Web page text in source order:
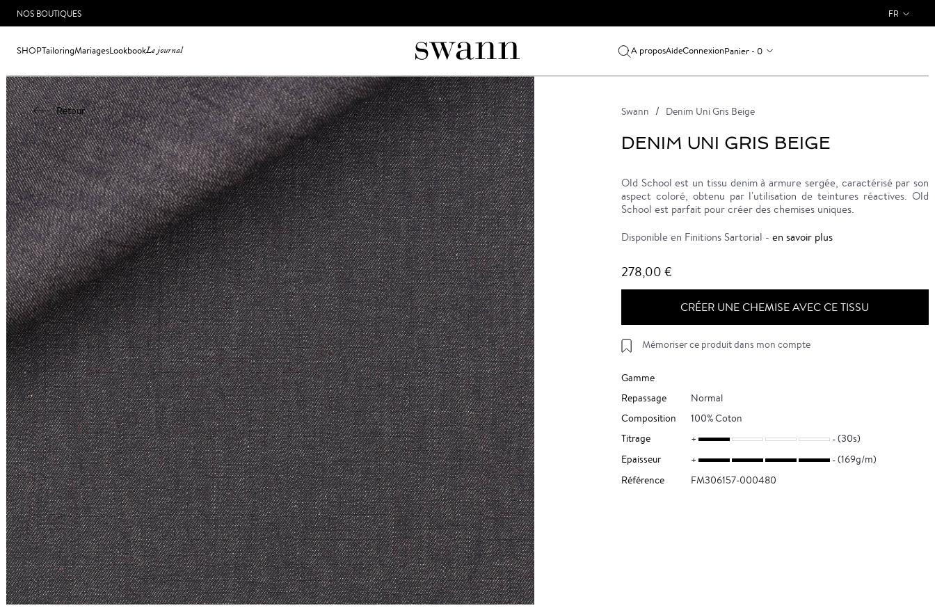
NOS BOUTIQUES FR
SHOPTailoringMariagesLookbookLe journal A proposAideConnexionPanier - 0
Retour Swann Denim Uni Gris Beige
DENIM UNI GRIS BEIGE
Old School est un tissu denim à armure sergée, caractérisé par son
aspect coloré, obtenu par l'utilisation de teintures réactives. Old
School est parfait pour créer des chemises uniques.
Disponible en Finitions Sartorial - en savoir plus
278,00 €
CRÉER UNE CHEMISE AVEC CE TISSU
Mémoriser ce produit dans mon compte
Gamme
Repassage
Normal
Composition
100% Coton
Titrage
(30s)
Epaisseur
(169g/m)
Référence
FM306157-000480